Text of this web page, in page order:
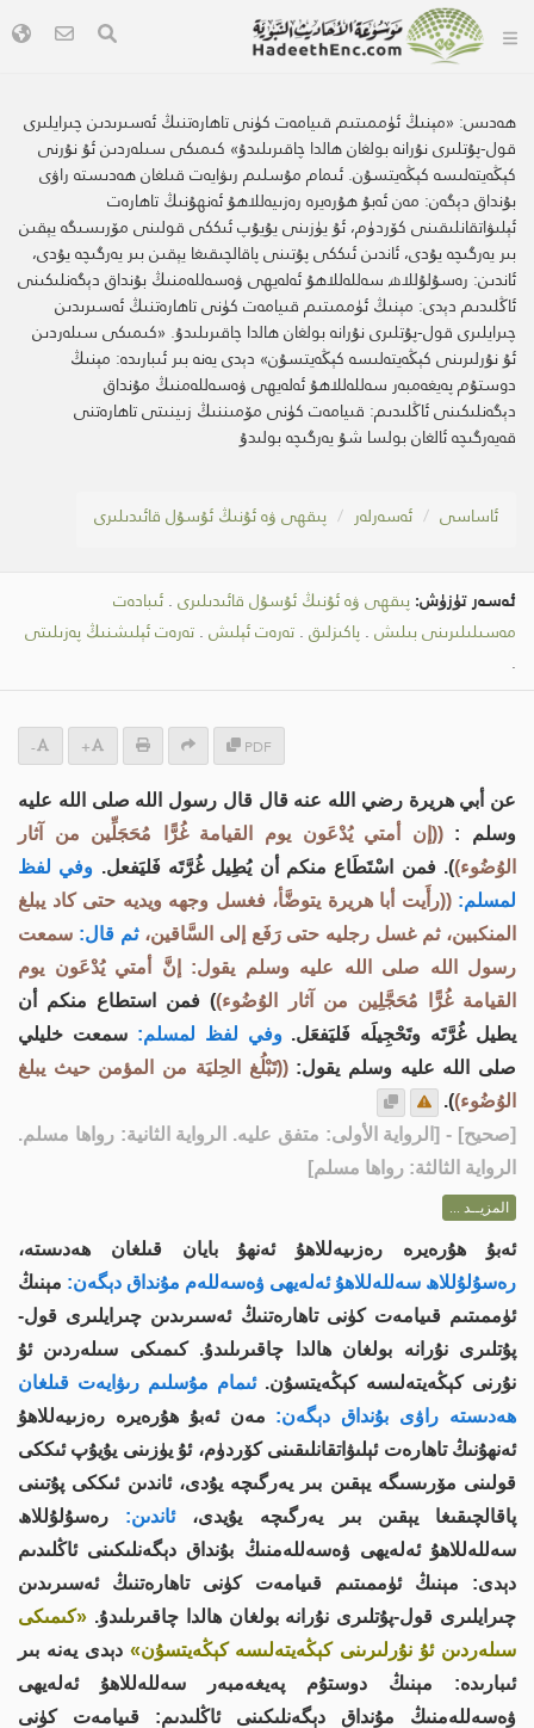
ھەدىس: «مېنىڭ ئۈممىتىم قىيامەت كۈنى تاھارەتنىڭ ئەسىرىدىن چىرايلىرى
قول-پۇتلىرى نۇرانە بولغان ھالدا چاقىرىلىدۇ» كىمىكى سىلەردىن ئۇ نۇرنى
كېڭەيتەلىسە كېڭەيتسۇن. ئىمام مۇسلىم رىۋايەت قىلغان ھەدىستە راۋى
بۇنداق دېگەن: مەن ئەبۇ ھۇرەيرە رەزىيەللاھۇ ئەنھۇنىڭ تاھارەت
ئېلىۋاتقانلىقىنى كۆردۈم، ئۇ يۈزىنى يۇيۇپ ئىككى قولىنى مۆرىسىگە يېقىن
بىر يەرگىچە يۇدى، ئاندىن ئىككى پۇتىنى پاقالچىقىغا يېقىن بىر يەرگىچە يۇدى،
ئاندىن: رەسۇلۇللاھ سەللەللاھۇ ئەلەيھى ۋەسەللەمنىڭ بۇنداق دېگەنلىكىنى
ئاڭلىدىم دېدى: مېنىڭ ئۈممىتىم قىيامەت كۈنى تاھارەتنىڭ ئەسىرىدىن
چىرايلىرى قول-پۇتلىرى نۇرانە بولغان ھالدا چاقىرىلىدۇ. «كىمىكى سىلەردىن
ئۇ نۇرلىرىنى كېڭەيتەلىسە كېڭەيتسۇن» دېدى يەنە بىر ئىبارىدە: مېنىڭ
دوستۇم پەيغەمبەر سەللەللاھۇ ئەلەيھى ۋەسەللەمنىڭ مۇنداق
دېگەنلىكىنى ئاڭلىدىم: قىيامەت كۈنى مۆمىننىڭ زىينىتى تاھارەتنى
قەيەرگىچە ئالغان بولسا شۇ يەرگىچە بولىدۇ
ئاساسى ئەسەرلەر پىقھى ۋە ئۇنىڭ ئۇسۇل قائىدىلىرى
ئەسەر تۈزۈش: پىقھى ۋە ئۇنىڭ ئۇسۇل قائىدىلىرى . ئىبادەت
مەسىلىلىرىنى بىلىش . پاكىزلىق . تەرەت ئېلىش . تەرەت ئېلىشنىڭ پەزىلىتى
.
PDF
+
-
عن أبي هريرة رضي الله عنه قال قال رسول الله صلى الله عليه
وسلم :((إن أمتي يُدْعَون يوم القيامة غُرًّا مُحَجَلِّين من آثار
الوُضُوء)). فمن اسْتَطَاع منكم أن يُطِيل غُرَّتَه فَليَفعل. وفي لفظ
لمسلم: ((رأَيت أبا هريرة يتوضَّأ، فغسل وجهه ويديه حتى كاد يبلغ
المنكبين، ثم غسل رجليه حتى رَفَع إلى السَّاقين، ثم قال: سمعت
رسول الله صلى الله عليه وسلم يقول: إنَّ أمتي يُدْعَون يوم
القيامة غُرًّا مُحَجَّلِين من آثار الوُضُوء)) فمن استطاع منكم أن
يطيل غُرَّتَه وتَحْجِيلَه فَليَفعَل. وفي لفظ لمسلم: سمعت خليلي
صلى الله عليه وسلم يقول:((تَبْلُغ الحِليَة من المؤمن حيث يبلغ
الوُضُوء)).
[صحيح] - [الرواية الأولى: متفق عليه. الرواية الثانية: رواها مسلم.
الرواية الثالثة: رواها مسلم]
المزيــد ...
ئەبۇ ھۇرەيرە رەزىيەللاھۇ ئەنھۇ بايان قىلغان ھەدىستە،
رەسۇلۇللاھ سەللەللاھۇ ئەلەيھى ۋەسەللەم مۇنداق دېگەن: مېنىڭ
ئۈممىتىم قىيامەت كۈنى تاھارەتنىڭ ئەسىرىدىن چىرايلىرى قول-
پۇتلىرى نۇرانە بولغان ھالدا چاقىرىلىدۇ. كىمىكى سىلەردىن ئۇ
نۇرنى كېڭەيتەلىسە كېڭەيتسۇن. ئىمام مۇسلىم رىۋايەت قىلغان
ھەدىستە راۋى بۇنداق دېگەن: مەن ئەبۇ ھۇرەيرە رەزىيەللاھۇ
ئەنھۇنىڭ تاھارەت ئېلىۋاتقانلىقىنى كۆردۈم، ئۇ يۈزىنى يۇيۇپ ئىككى
قولىنى مۆرىسىگە يېقىن بىر يەرگىچە يۇدى، ئاندىن ئىككى پۇتىنى
پاقالچىقىغا يېقىن بىر يەرگىچە يۇيدى، ئاندىن: رەسۇلۇللاھ
سەللەللاھۇ ئەلەيھى ۋەسەللەمنىڭ بۇنداق دېگەنلىكىنى ئاڭلىدىم
دېدى: مېنىڭ ئۈممىتىم قىيامەت كۈنى تاھارەتنىڭ ئەسىرىدىن
چىرايلىرى قول-پۇتلىرى نۇرانە بولغان ھالدا چاقىرىلىدۇ. «كىمىكى
سىلەردىن ئۇ نۇرلىرىنى كېڭەيتەلىسە كېڭەيتسۇن» دېدى يەنە بىر
ئىبارىدە: مېنىڭ دوستۇم پەيغەمبەر سەللەللاھۇ ئەلەيھى
ۋەسەللەمنىڭ مۇنداق دېگەنلىكىنى ئاڭلىدىم: قىيامەت كۈنى